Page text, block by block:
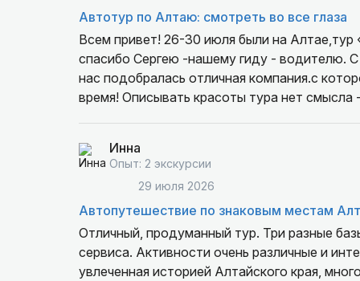
Автотур по Алтаю: смотреть во все глаза
Всем привет! 26-30 июля были на
спасибо Сергею -нашему гиду - водителю.
нас подобралась отличная компания.с
время! Описывать красоты тура нет
Инна
Опыт: 2 экскурсии
29 июля 2026
Автопутешествие по знаковым местам
Отличный, продуманный тур. Три разные
сервиса. Активности очень различные и
увлеченная историей Алтайского края,